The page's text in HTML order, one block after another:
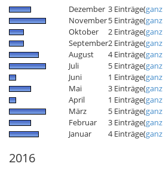
Dezember 3 Einträge(
November5 Einträge(
Oktober
2 Einträge(
September2 Einträge(
August
4 Einträge(
Juli
5 Einträge(
Juni
1 Einträge(
Mai
3 Einträge(
April
1 Einträge(
März
5 Einträge(
Februar
3 Einträge(
Januar
4 Einträge(
2016